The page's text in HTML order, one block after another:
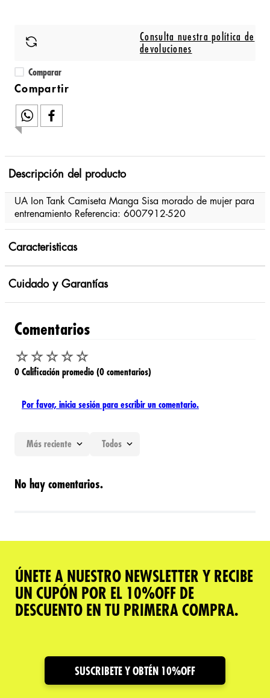
Consulta nuestra política de
devoluciones
Comparar
Descripción del producto
UA Ion Tank Camiseta Manga Sisa morado de mujer para
entrenamiento Referencia: 6007912-520
Caracteristicas
Cuidado y Garantías
Comentarios
☆☆☆☆☆
0 Calificación promedio (0 comentarios)
Por favor, inicia sesión para escribir un comentario.
Más reciente Todos
No hay comentarios.
ÚNETE A NUESTRO NEWSLETTER Y RECIBE
UN CUPÓN POR EL 10%OFF DE
DESCUENTO EN TU PRIMERA COMPRA.
SUSCRIBETE Y OBTÉN 10%OFF